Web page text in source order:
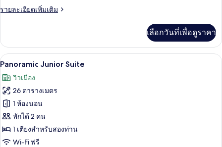
ซ์
ระเบียง,
วิว
เมือง
รายละเอียดเพิ่มเติม
ราย
เกี่ยว
กับ
ห้อง
ลัก
ซ์
ดับเบิล,
ระเบียง,
วิว
เมือง
เลือกวันที่เพื่อดูราคา
เปิด
ภาพถ่าย
ทั้งหมด
ของ
Panoramic
Junior
Suite
เครื่องนอนระดับพรีเมียม, มินิบาร์, ตู้นิ
8
Panoramic Junior Suite
วิวเมือง
26 ตารางเมตร
1 ห้องนอน
พักได้ 2 คน
1 เตียงสำหรับสองท่าน
Wi-Fi ฟรี